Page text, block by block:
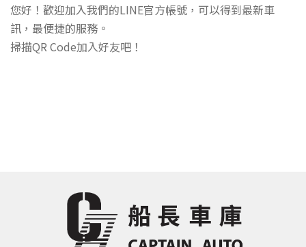
您好！歡迎加入我們的LINE官方帳號，可以得到最新車
訊，最便捷的服務。
掃描QR Code加入好友吧！